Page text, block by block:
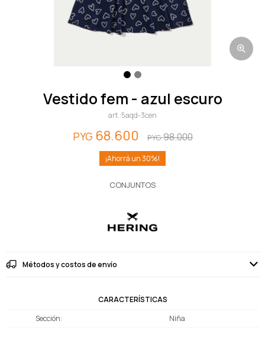
vestido fem - azul escuro
5aqd-3cen
PYG 68.600 PYG98.000
30
CONJUNTOS
Métodos y costos de envío
CARACTERÍSTICAS
Sección
Niña